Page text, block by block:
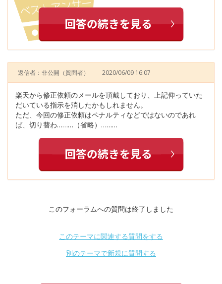
返信者：非公開 （質問者） 2020/06/09 16:07
楽天から修正依頼のメールを頂戴しており、上記仰っていた
だいている指示を消したかもしれません。
ただ、今回の修正依頼はペナルティなどではないのであれ
ば、切り替わ………（省略）………
このフォーラムへの質問は終了しました
このテーマに関連する質問をする
別のテーマで新規に質問する